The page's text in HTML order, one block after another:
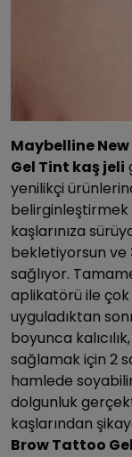
Maybelline New
Gel Tint kaş jeli
yenilikçi
belirginleştirmek
kaşlarınıza
bekletiyorsun ve
sağlıyor.
aplikatörü ile çok
uyguladıktan
boyunca
sağlamak için 2
hamlede
dolgunluk
kaşlarından
Brow Tattoo